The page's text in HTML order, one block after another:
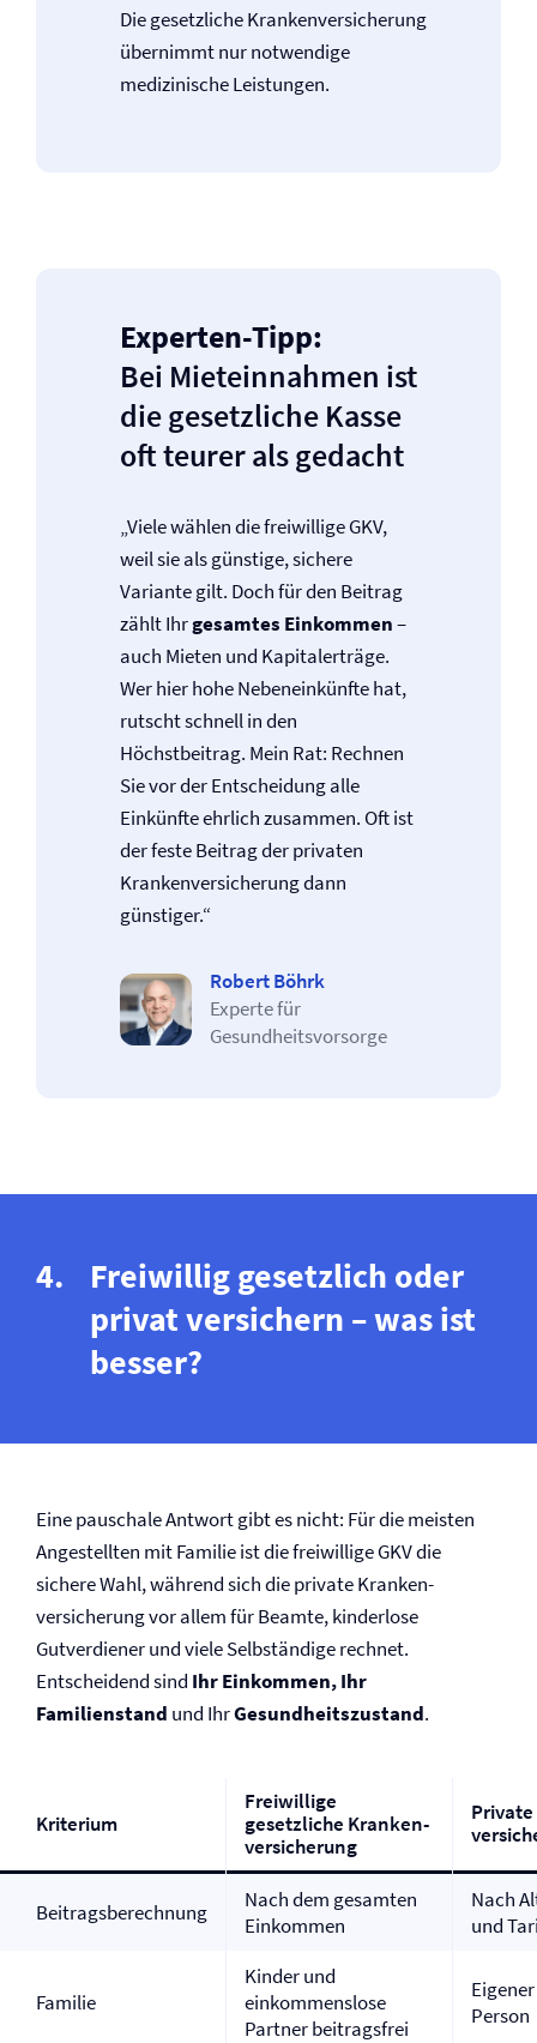
Die gesetzliche Kranken­versicherung
übernimmt nur notwendige
medizinische Leistungen.
Experten-Tipp:
Bei Mieteinnahmen ist
die gesetzliche Kasse
oft teurer als gedacht
„Viele wählen die freiwillige GKV,
weil sie als günstige, sichere
Variante gilt. Doch für den Beitrag
zählt Ihrgesamtes Einkommen–
auch Mieten und Kapitalerträge.
Wer hier hohe Nebeneinkünfte hat,
rutscht schnell in den
Höchstbeitrag. Mein Rat: Rechnen
Sie vor der Entscheidung alle
Einkünfte ehrlich zusammen. Oft ist
der feste Beitrag der privaten
Kranken­versicherung dann
günstiger.“
Robert Böhrk
Experte für
Gesundheitsvorsorge
Freiwillig gesetzlich oder
privat versichern – was ist
besser?
Eine pauschale Antwort gibt es nicht: Für die meisten
Angestellten mit Familie ist die freiwillige GKV die
sichere Wahl, während sich die private Kranken­
versicherung vor allem für Beamte, kinderlose
Gutverdiener und viele Selbständige rechnet.
Entscheidend sind Ihr Einkommen, Ihr
Familienstand und IhrGesundheitszustand.
Kriterium
Freiwillige
gesetzliche Kranken­
versicherung
Beitragsberechnung
Nach dem gesamten
Einkommen
Nach
und
Familie
Kinder und
einkommenslose
Partner beitragsfrei
Person